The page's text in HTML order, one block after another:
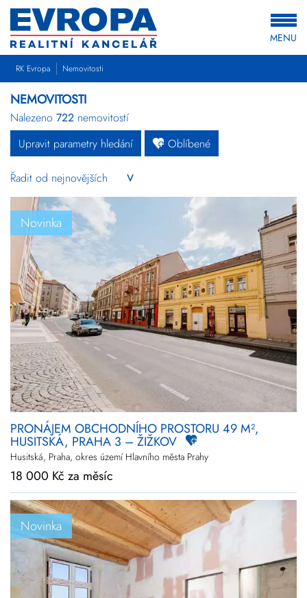
MENU
RK Evropa Nemovitosti
NEMOVITOSTI
Nalezeno 722 nemovitostí
Upravit parametry hledání
Oblíbené
Novinka
PRONÁJEM OBCHODNÍHO PROSTORU 49 M²,
HUSITSKÁ, PRAHA 3 – ŽIŽKOV
Husitská, Praha, okres území Hlavního města Prahy
18 000 Kč za měsíc
Novinka
Byty Domy Pozemky
Ostatní Developerské
projekty
Novinky Zlevněné
Pronájem
Kraj Vyberte kraje
Upřesnit
lokalitu
Cena
+rozšířené hledání